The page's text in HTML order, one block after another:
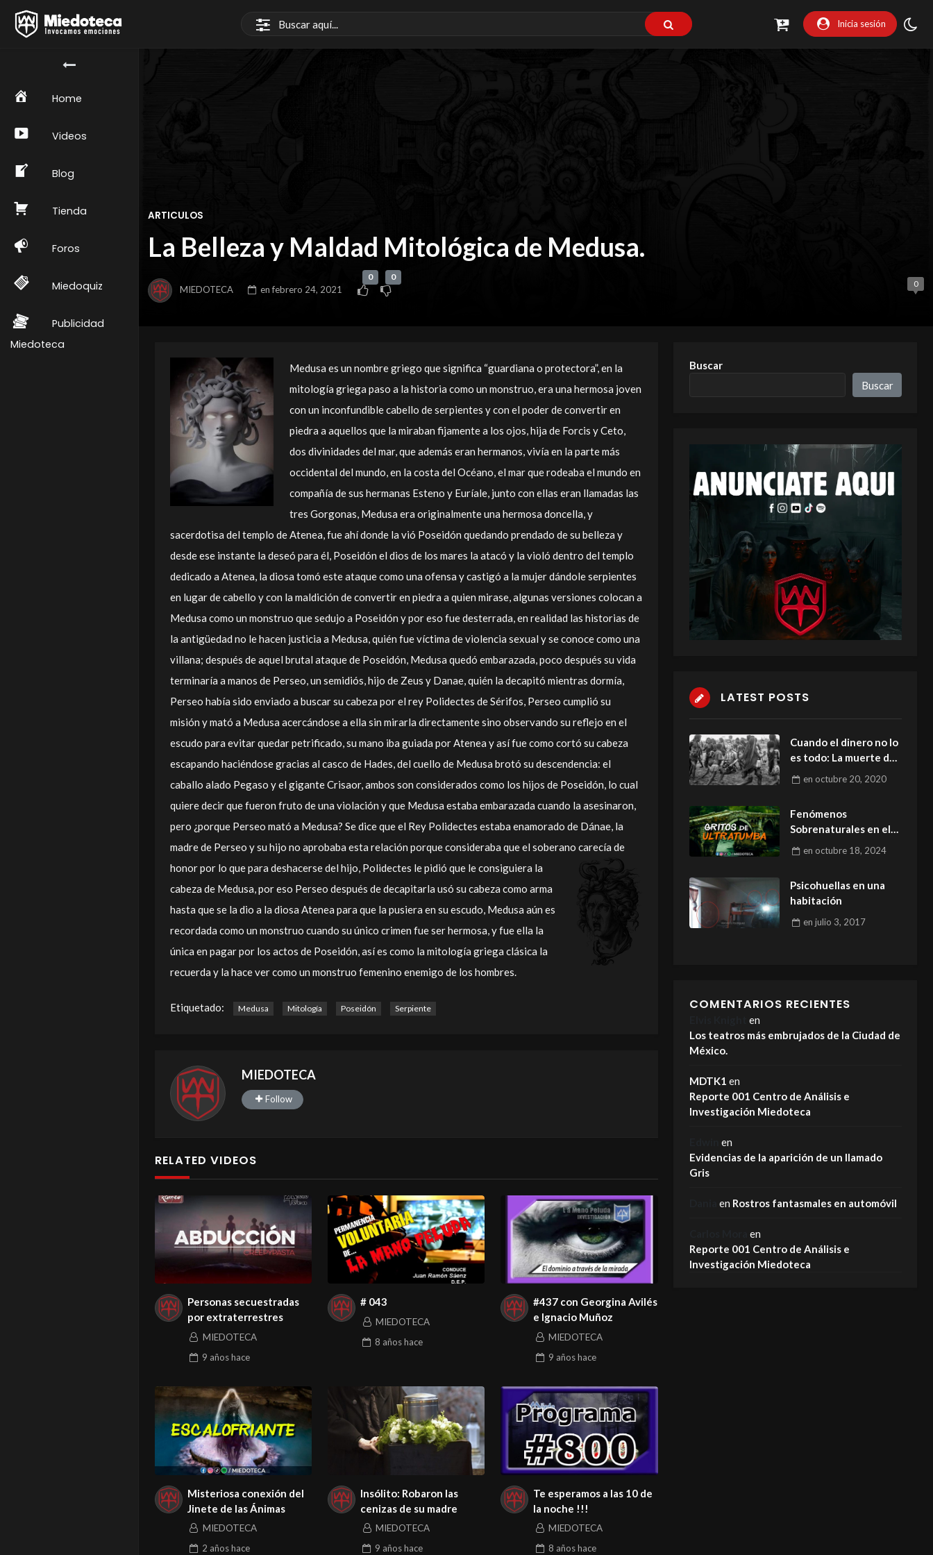
Inicia sesión
Home
Videos
Blog
Tienda
Foros
Miedoquiz
Publicidad
Miedoteca
ARTICULOS
La Belleza y Maldad Mitológica de Medusa.
MIEDOTECA enfebrero 24, 2021
0 0
0
Medusa es un nombre griego que significa “guardiana o protectora”, en la
mitología griega paso a la historia como un monstruo, era una hermosa joven
con un inconfundible cabello de serpientes y con el poder de convertir en
piedra a aquellos que la miraban fijamente a los ojos, hija de Forcis y Ceto,
dos divinidades del mar, que además eran hermanos, vivía en la parte más
occidental del mundo, en la costa del Océano, el mar que rodeaba el mundo en
compañía de sus hermanas Esteno y Euríale, junto con ellas eran llamadas las
tres Gorgonas, Medusa era originalmente una hermosa doncella, y
sacerdotisa del templo de Atenea, fue ahí donde la vió Poseidón quedando prendado de su belleza y
desde ese instante la deseó para él, Poseidón el dios de los mares la atacó y la violó dentro del templo
dedicado a Atenea, la diosa tomó este ataque como una ofensa y castigó a la mujer dándole serpientes
en lugar de cabello y con la maldición de convertir en piedra a quien mirase, algunas versiones colocan a
Medusa como un monstruo que sedujo a Poseidón y por eso fue desterrada, en realidad las historias de
la antigüedad no le hacen justicia a Medusa, quién fue víctima de violencia sexual y se conoce como una
villana; después de aquel brutal ataque de Poseidón, Medusa quedó embarazada, poco después su vida
terminaría a manos de Perseo, un semidiós, hijo de Zeus y Danae, quién la decapitó mientras dormía,
Perseo había sido enviado a buscar su cabeza por el rey Polidectes de Sérifos, Perseo cumplió su
misión y mató a Medusa acercándose a ella sin mirarla directamente sino observando su reflejo en el
escudo para evitar quedar petrificado, su mano iba guiada por Atenea y así fue como cortó su cabeza
escapando haciéndose gracias al casco de Hades, del cuello de Medusa brotó su descendencia: el
caballo alado Pegaso y el gigante Crisaor, ambos son considerados como los hijos de Poseidón, lo cual
quiere decir que fueron fruto de una violación y que Medusa estaba embarazada cuando la asesinaron,
pero ¿porque Perseo mató a Medusa? Se dice que el Rey Polidectes estaba enamorado de Dánae, la
madre de Perseo y su hijo no aprobaba esta relación porque consideraba que el soberano carecía de
honor por lo que para deshacerse del hijo, Polidectes le pidió que leconsiguiera la
cabeza de Medusa, por eso Perseo después de decapitarla usó su cabeza como arma
hasta que se la dio a la diosa Atenea para que la pusiera en su escudo, Medusa aún es
recordada como un monstruo cuando su único crimen fue ser hermosa, y fue ella la
única en pagar por los actos de Poseidón, así es como la mitología griega clásica la
recuerda y la hace ver como un monstruo femenino enemigo de los hombres.
Etiquetado: Medusa Mitología Poseidón Serpiente
MIEDOTECA
Follow
RELATED VIDEOS
Personas secuestradas
por extraterrestres
MIEDOTECA
9 añoshace
# 043
MIEDOTECA
8 añoshace
#437 con Georgina Avilés
e Ignacio Muñoz
MIEDOTECA
9 añoshace
Misteriosa conexión del
Jinete de las Ánimas
MIEDOTECA
2 añoshace
Insólito: Robaron las
cenizas de su madre
MIEDOTECA
9 añoshace
Te esperamos a las 10 de
la noche !!!
MIEDOTECA
8 añoshace
Buscar
Buscar
LATEST POSTS
Cuando el dinero no lo
es todo: La muerte de
Rockefeller
en octubre 20, 2020
Fenómenos
Sobrenaturales en el
Puente de Piedra
en octubre 18, 2024
Psicohuellas en una
habitación
enjulio 3, 2017
COMENTARIOS RECIENTES
en
Los teatros más embrujados de la Ciudad de
México.
MDTK1 en
Reporte 001 Centro de Análisis e
Investigación Miedoteca
en
Evidencias de la aparición de un llamado
Gris
en Rostros fantasmales en automóvil
en
Reporte 001 Centro de Análisis e
Investigación Miedoteca